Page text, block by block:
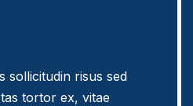
sollicitudin risus sed
tortor ex, vitae